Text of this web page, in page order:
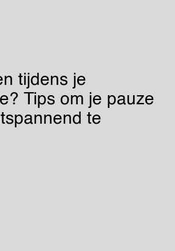
tijdens je
Tips om je pauze
te